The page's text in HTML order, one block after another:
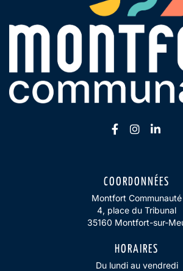
Lien vers le
LienLien
COORDONNÉES
Montfort Communauté
4, place du Tribunal
35160 Montfort-sur-
HORAIRES
Du lundi au vendredi